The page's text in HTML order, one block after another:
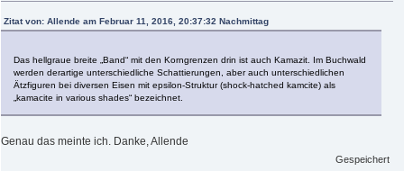
Zitat von: Allende am Februar 11, 2016, 20:37:32 Nachmittag
Das hellgraue breite „Band“ mit den Korngrenzen drin ist auch Kamazit. Im Buchwald
werden derartige unterschiedliche Schattierungen, aber auch unterschiedlichen
Ätzfiguren bei diversen Eisen mit epsilon-Struktur (shock-hatched kamcite) als
„kamacite in various shades“ bezeichnet.
Genau das meinte ich. Danke, Allende
Gespeichert